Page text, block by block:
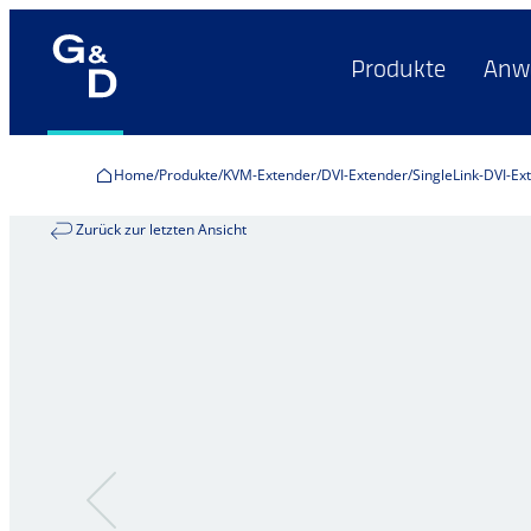
Produkte
Home Produkte KVM-Extender DVI-Extender SingleLink-DVI-
Zurück zur letzten Ansicht